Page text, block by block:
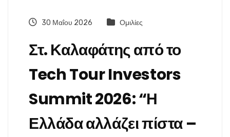
30 Μαΐου 2026 Ομιλίες
Στ. Καλαφάτης από το
Tech Tour Investors
Summit 2026: “Η
Ελλάδα αλλάζει πίστα –